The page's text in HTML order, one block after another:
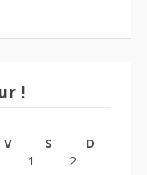
!
V S
D
1
2